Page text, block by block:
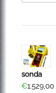
sonda
€1.529,00